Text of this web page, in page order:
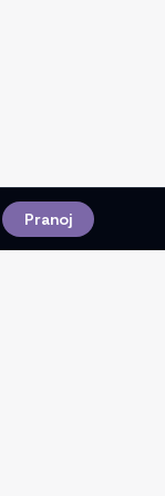
Pranoj